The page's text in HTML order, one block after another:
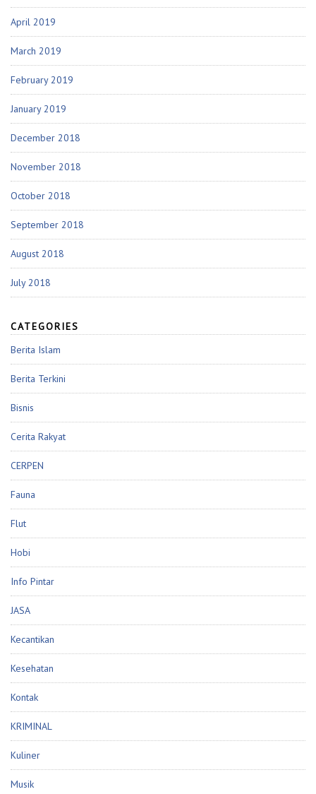
April 2019
March 2019
February 2019
January 2019
December 2018
November 2018
October 2018
September 2018
August 2018
July 2018
CATEGORIES
Berita Islam
Berita Terkini
Bisnis
Cerita Rakyat
CERPEN
Fauna
Flut
Hobi
Info Pintar
JASA
Kecantikan
Kesehatan
Kontak
KRIMINAL
Kuliner
Musik